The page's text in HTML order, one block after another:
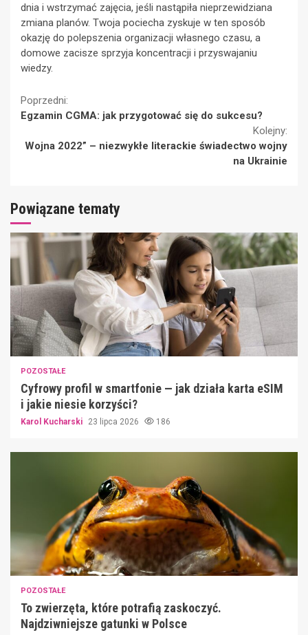
dnia i wstrzymać zajęcia, jeśli nastąpiła nieprzewidziana
zmiana planów. Twoja pociecha zyskuje w ten sposób
okazję do polepszenia organizacji własnego czasu, a
domowe zacisze sprzyja koncentracji i przyswajaniu
wiedzy.
Continue
Poprzedni:
Egzamin CGMA: jak przygotować się do sukcesu?
Kolejny:
Wojna 2022” – niezwykłe literackie świadectwo wojny
na Ukrainie
Powiązane tematy
POZOSTAŁE
Cyfrowy profil w smartfonie — jak działa karta eSIM
i jakie niesie korzyści?
Karol Kucharski 23 lipca 2026 186
POZOSTAŁE
To zwierzęta, które potrafią zaskoczyć.
Najdziwniejsze gatunki w Polsce